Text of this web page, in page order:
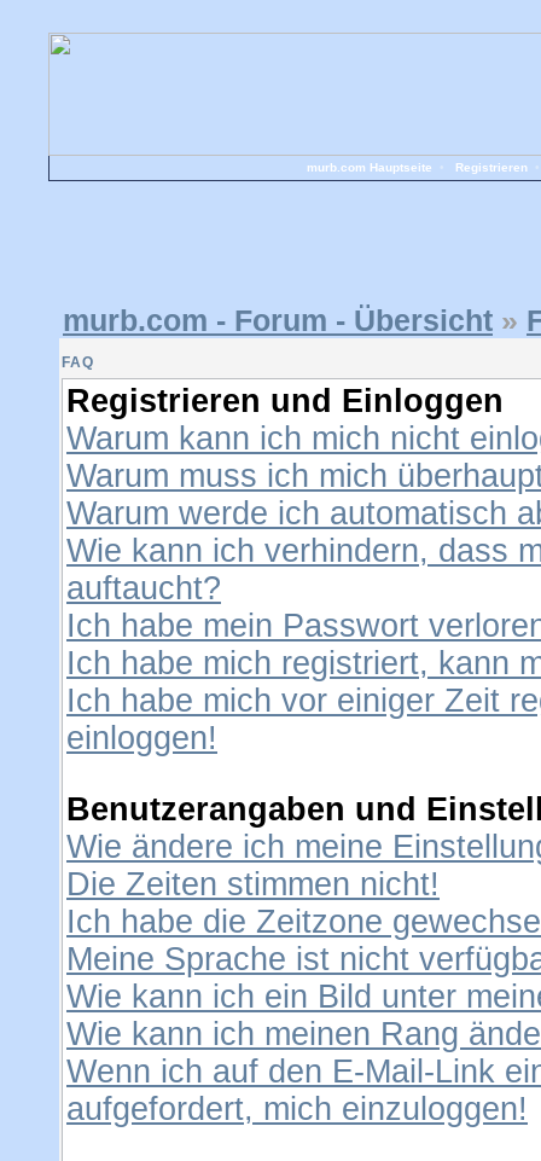
murb.com Hauptseite Registrieren
murb.com - Forum - Übersicht »
FAQ
Registrieren und Einloggen
Warum kann ich mich nicht
Warum muss ich mich
Warum werde ich automatisch
Wie kann ich verhindern, dass
auftaucht?
Ich habe mein Passwort
Ich habe mich registriert, kann
Ich habe mich vor einiger Zeit
einloggen!
Benutzerangaben und
Wie ändere ich meine
Die Zeiten stimmen nicht!
Ich habe die Zeitzone
Meine Sprache ist nicht
Wie kann ich ein Bild unter
Wie kann ich meinen Rang
Wenn ich auf den E-Mail-Link
aufgefordert, mich einzuloggen!